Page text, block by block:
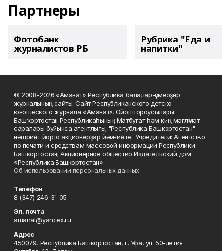
Партнеры
Фотобанк
журналистов РБ
Рубрика "Еда и
напитки"
© 2008-2026 «Аманат» Республика балалар-үҫмерҙәр
журналының сайты. Сайт Республиканского детско-
юношеского журнала «Аманат». Ойоштороусылары:
Башҡортостан Республикаһының Матбуғат һәм киң мәғлүмәт
саралары буйынса агентлығы; "Республика Башкортостан"
нәшриәт йорто акционерҙар йәмғиәте.. Учредители: Агентство
по печати и средствам массовой информации Республики
Башкортостан; Акционерное общество Издательский дом
«Республика Башкортостан».
Об использовании персональных данных
Телефон
8 (347) 246-31-05
Эл. почта
amanat@yandex.ru
Адрес
450079, Республика Башкортостан, г. Уфа, ул. 50-летия